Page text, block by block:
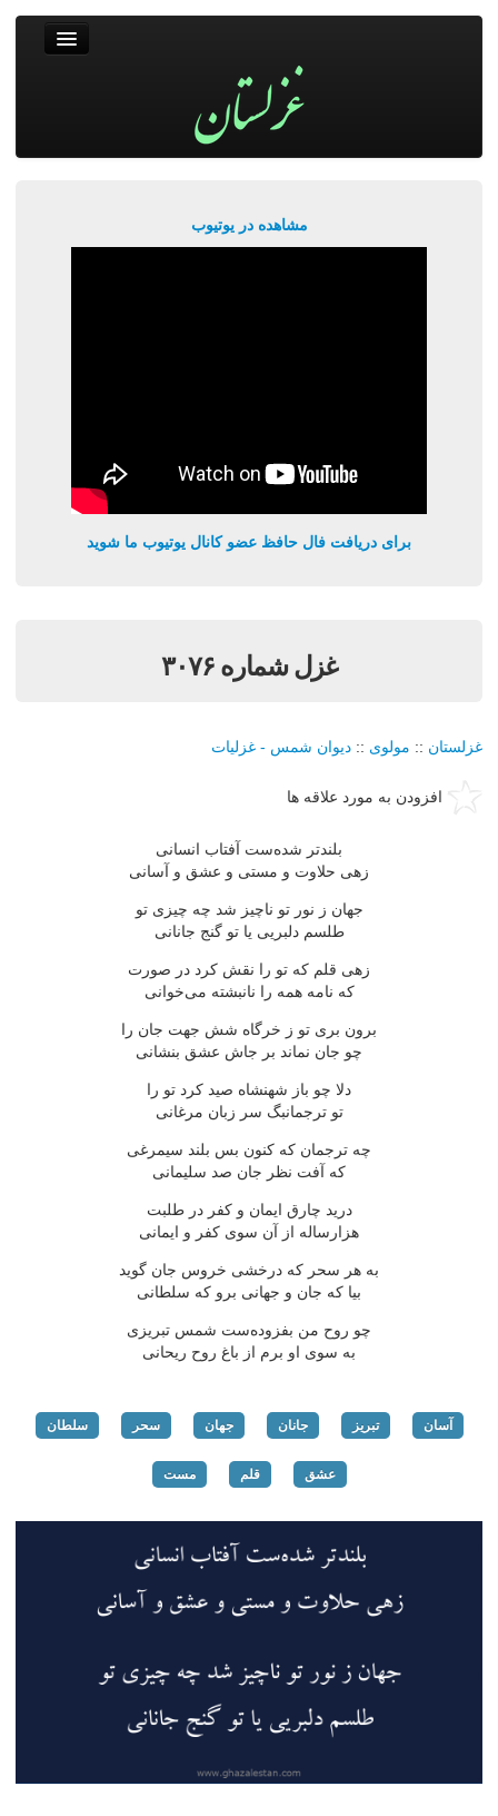
مشاهده در یوتیوب
برای دریافت فال حافظ عضو کانال یوتیوب ما شوید
غزل شماره ۳۰۷۶
غزلستان :: مولوی :: دیوان شمس - غزلیات
افزودن به مورد علاقه ها
بلندتر شده‌ست آفتاب انسانی
زهی حلاوت و مستی و عشق و آسانی
جهان ز نور تو ناچیز شد چه چیزی تو
طلسم دلبریی یا تو گنج جانانی
زهی قلم كه تو را نقش كرد در صورت
كه نامه همه را نانبشته می‌خوانی
برون بری تو ز خرگاه شش جهت جان را
چو جان نماند بر جاش عشق بنشانی
دلا چو باز شهنشاه صید كرد تو را
تو ترجمانبگ سر زبان مرغانی
چه ترجمان كه كنون بس بلند سیمرغی
كه آفت نظر جان صد سلیمانی
درید چارق ایمان و كفر در طلبت
هزارساله از آن سوی كفر و ایمانی
به هر سحر كه درخشی خروس جان گوید
بیا كه جان و جهانی برو كه سلطانی
چو روح من بفزوده‌ست شمس تبریزی
به سوی او برم از باغ روح ریحانی
آسان تبریز جانان جهان سحر سلطان
عشق قلم مست